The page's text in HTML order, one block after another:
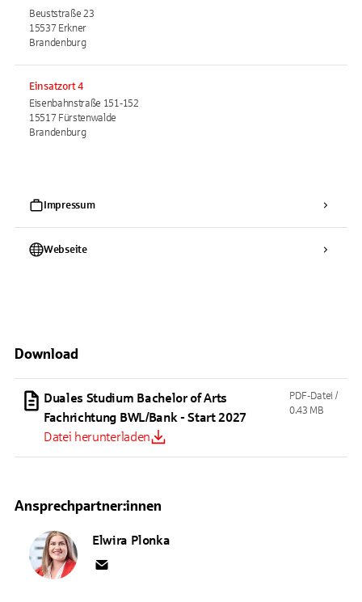
Beuststraße 23
15537 Erkner
Brandenburg
Einsatzort 4
Eisenbahnstraße 151-152
15517 Fürstenwalde
Brandenburg
Impressum
Webseite
Download
Duales Studium Bachelor of Arts
Fachrichtung BWL/Bank - Start 2027
Datei herunterladen
PDF-Datei /
0.43 MB
Ansprechpartner:innen
Elwira Plonka